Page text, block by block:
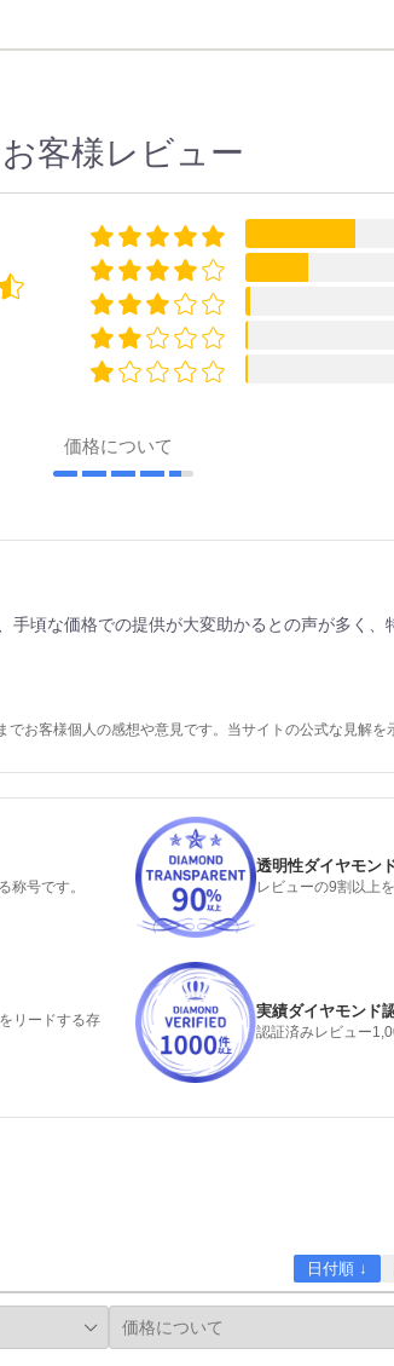
お客様レビュー
価格について
頃な価格での提供が大変助かるとの声が多く
お客様個人の感想や意見です。当サイトの公式な見解を
称号です。
透明性ダイヤモン
レビューの9割以上
リードする存
実績ダイヤモンド
認証済みレビュー
日付順 ↓